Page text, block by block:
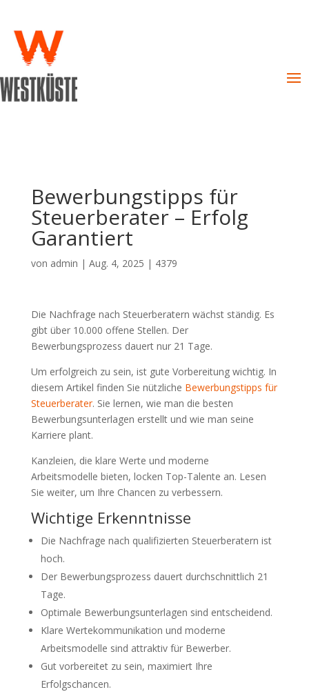
Bewerbungstipps für
Steuerberater – Erfolg
Garantiert
von admin | Aug. 4, 2025 | 4379
Die Nachfrage nach Steuerberatern wächst ständig. Es
gibt über 10.000 offene Stellen. Der
Bewerbungsprozess dauert nur 21 Tage.
Um erfolgreich zu sein, ist gute Vorbereitung wichtig. In
diesem Artikel finden Sie nützliche Bewerbungstipps für
Steuerberater. Sie lernen, wie man die besten
Bewerbungsunterlagen erstellt und wie man seine
Karriere plant.
Kanzleien, die klare Werte und moderne
Arbeitsmodelle bieten, locken Top-Talente an. Lesen
Sie weiter, um Ihre Chancen zu verbessern.
Wichtige Erkenntnisse
Die Nachfrage nach qualifizierten Steuerberatern ist
hoch.
Der Bewerbungsprozess dauert durchschnittlich 21
Tage.
Optimale Bewerbungsunterlagen sind entscheidend.
Klare Wertekommunikation und moderne
Arbeitsmodelle sind attraktiv für Bewerber.
Gut vorbereitet zu sein, maximiert Ihre
Erfolgschancen.